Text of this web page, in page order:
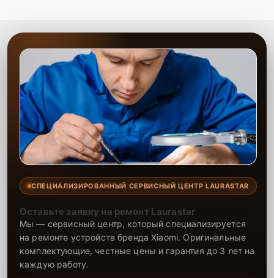
СПЕЦИАЛИЗИРОВАННЫЙ СЕРВИСНЫЙ ЦЕНТР LAURASTAR
Оставьте заявку на ремонт Laurastar
Мы — сервисный центр, который специализируется
на ремонте устройств бренда Xiaomi. Оригинальные
комплектующие, честные цены и гарантия до 3 лет на
каждую работу.